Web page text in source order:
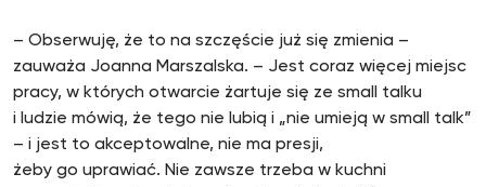
– Obserwuję, że to na szczęście już się zmienia –
zauważa Joanna Marszalska. – Jest coraz więcej miejsc
pracy, w których otwarcie żartuje się ze small talku
i ludzie mówią, że tego nie lubią i „nie umieją w small talk”
– i jest to akceptowalne, nie ma presji,
żeby go uprawiać. Nie zawsze trzeba w kuchni